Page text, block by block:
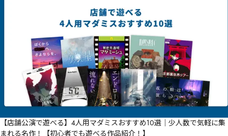
【店舗公演で遊べる】4人用マダミスおすすめ10選｜少人数で気軽に集
まれる名作！【初心者でも遊べる作品紹介！】